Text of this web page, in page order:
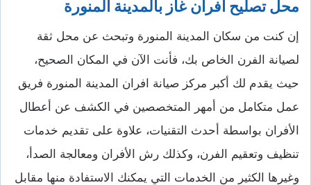
محل تصليح أفران غاز بالمدينة المنورة
إن كنت من سكان المدينة المنورة وتبحث عن محل ثقة
لصيانة الفرن الخاص بك، فأنت الآن في المكان الصحيح،
حيث يقدم لك أكبر مركز صيانة افران المدينة المنورة فريق
عمل متكامل من أمهر المتخصصين في الكشف عن أعطال
الأفران بواسطة أحدث التقنيات، علاوة على تقديم خدمات
تنظيف وتعقيم الفرن، وكذلك رش الأفران ومعالجة الصدأ،
وغيرها الكثير من الخدمات التي يمكنك الاستفادة منها مقابل